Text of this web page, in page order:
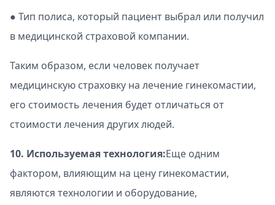
● Тип полиса, который пациент выбрал или получил
в медицинской страховой компании.
Таким образом, если человек получает
медицинскую страховку на лечение гинекомастии,
его стоимость лечения будет отличаться от
стоимости лечения других людей.
10. Используемая технология:Еще одним
фактором, влияющим на цену гинекомастии,
являются технологии и оборудование,